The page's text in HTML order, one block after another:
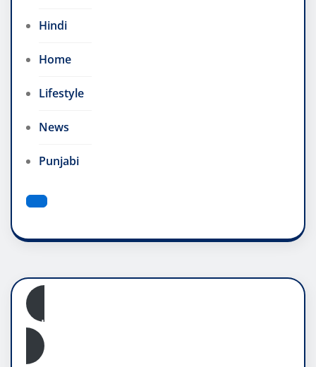
Hindi
Home
Lifestyle
News
Punjabi
Subscribe